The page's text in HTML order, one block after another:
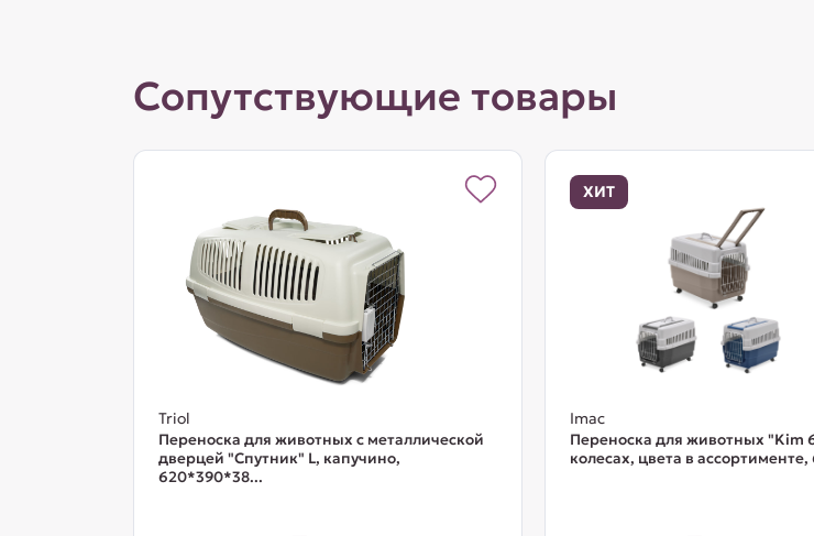
Сопутствующие товары
Triol
Переноска для животных c металлической
дверцей "Спутник" L, капучино,
620*390*38...
ХИТ
Imac
Переноска для животных "Kim
колесах, цвета в